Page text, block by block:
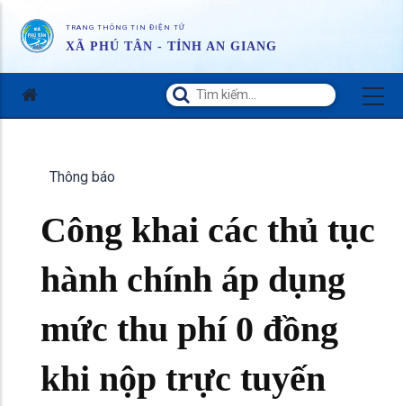
TRANG THÔNG TIN ĐIỆN TỬ
XÃ PHÚ TÂN - TỈNH AN GIANG
Thông báo
Công khai các thủ tục
hành chính áp dụng
mức thu phí 0 đồng
khi nộp trực tuyến